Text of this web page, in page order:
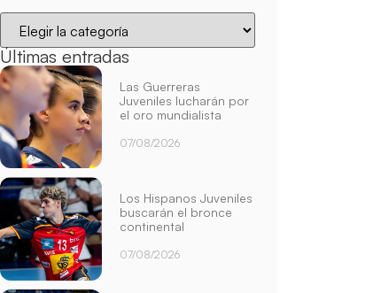
Últimas entradas
Las Guerreras
Juveniles lucharán por
el oro mundialista
07/08/2026
Los Hispanos Juveniles
buscarán el bronce
continental
07/08/2026